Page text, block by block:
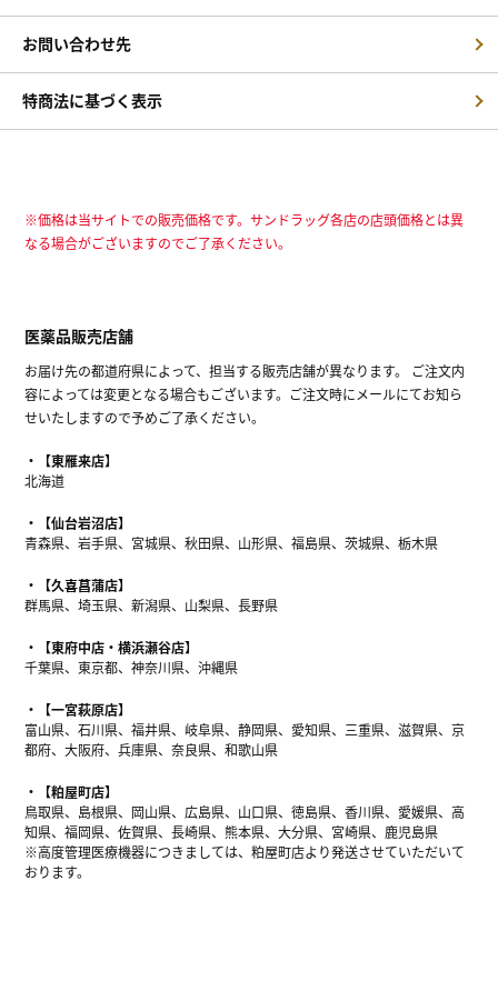
お問い合わせ先
特商法に基づく表示
※価格は当サイトでの販売価格です。サンドラッグ各店の店頭価格とは異
なる場合がございますのでご了承ください。
医薬品販売店舗
お届け先の都道府県によって、担当する販売店舗が異なります。 ご注文内
容によっては変更となる場合もございます。ご注文時にメールにてお知ら
せいたしますので予めご了承ください。
【東雁来店】
北海道
【仙台岩沼店】
青森県、岩手県、宮城県、秋田県、山形県、福島県、茨城県、栃木県
【久喜菖蒲店】
群馬県、埼玉県、新潟県、山梨県、長野県
【東府中店・横浜瀬谷店】
千葉県、東京都、神奈川県、沖縄県
【一宮萩原店】
富山県、石川県、福井県、岐阜県、静岡県、愛知県、三重県、滋賀県、京
都府、大阪府、兵庫県、奈良県、和歌山県
【粕屋町店】
鳥取県、島根県、岡山県、広島県、山口県、徳島県、香川県、愛媛県、高
知県、福岡県、佐賀県、長崎県、熊本県、大分県、宮崎県、鹿児島県
※高度管理医療機器につきましては、粕屋町店より発送させていただいて
おります。